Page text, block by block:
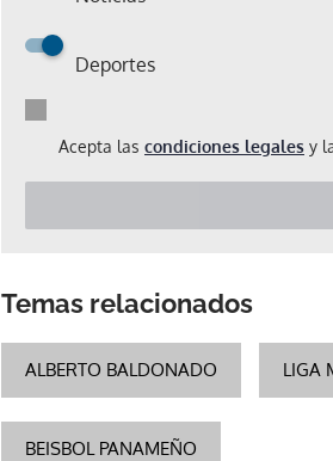
Deportes
Acepta las condiciones legales y
Temas relacionados
ALBERTO BALDONADO LIGA
BEISBOL PANAMEÑO